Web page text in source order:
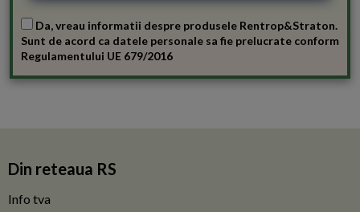
Da, vreau informatii despre produsele Rentrop&Straton.
Sunt de acord ca datele personale sa fie prelucrate conform
Regulamentului UE 679/2016
Din reteaua RS
Info tva